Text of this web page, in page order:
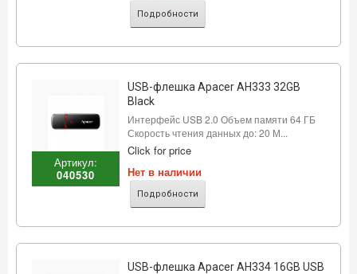
Подробности
Артикул:
040530
USB-флешка Apacer AH333 32GB
Black
Интерфейс USB 2.0 Объем памяти 64 ГБ
Скорость чтения данных до: 20 М...
Click for price
Нет в наличии
Подробности
USB-флешка Apacer AH334 16GB USB